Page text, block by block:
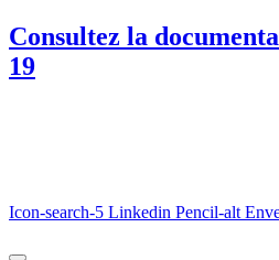
Consultez la
19
Icon-search-5 Linkedin Pencil-alt